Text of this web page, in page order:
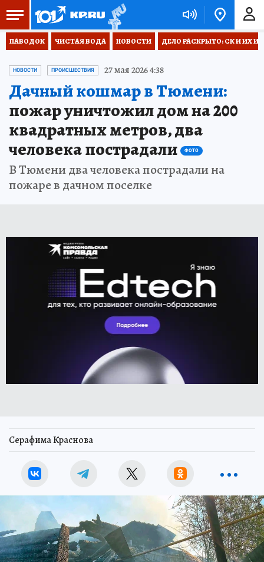
ПАВОДОК ЧИСТАЯ ВОДА НОВОСТИ ДЕЛО РАСКРЫТО: СК И ИХ
НОВОСТИ ПРОИСШЕСТВИЯ 27 мая 2026 4:38
Дачный кошмар в Тюмени:
пожар уничтожил дом на 200
квадратных метров, два
человека пострадали
ФОТО
В Тюмени два человека пострадали на
пожаре в дачном поселке
Серафима Краснова